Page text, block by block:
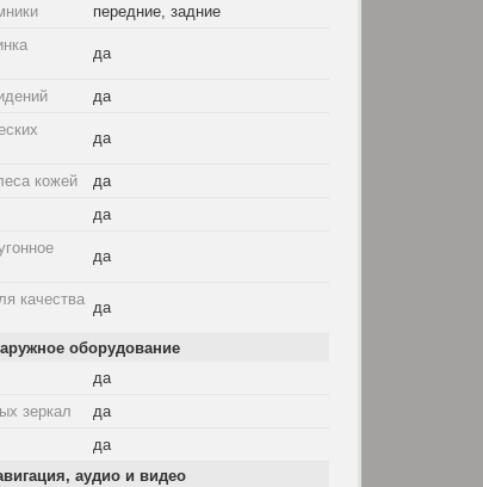
передние, задние
да
да
да
кожей
да
да
да
качества да
оборудование
да
зеркал
да
да
аудио и видео